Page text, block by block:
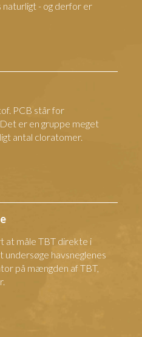
- og derfor er
PCB står for
er en gruppe meget
antal cloratomer.
at måle TBT direkte i
undersøge havsneglenes
på mængden af TBT,